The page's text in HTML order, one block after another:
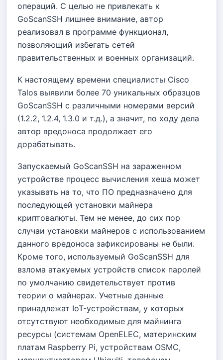
операций. С целью не привлекать к
GoScanSSH лишнее внимание, автор
реализовал в программе функционал,
позволяющий избегать сетей
правительственных и военных организаций.
К настоящему времени специалисты Cisco
Talos выявили более 70 уникальных образцов
GoScanSSH с различными номерами версий
(1.2.2, 1.2.4, 1.3.0 и т.д.), а значит, по ходу дела
автор вредоноса продолжает его
дорабатывать.
Запускаемый GoScanSSH на зараженном
устройстве процесс вычисления хеша может
указывать на то, что ПО предназначено для
последующей установки майнера
криптовалюты. Тем не менее, до сих пор
случаи установки майнеров с использованием
данного вредоноса зафиксированы не были.
Кроме того, используемый GoScanSSH для
взлома атакуемых устройств список паролей
по умолчанию свидетельствует против
теории о майнерах. Учетные данные
принадлежат IoT-устройствам, у которых
отсутствуют необходимые для майнинга
ресурсы (системам OpenELEC, материнским
платам Raspberry Pi, устройствам OSMC,